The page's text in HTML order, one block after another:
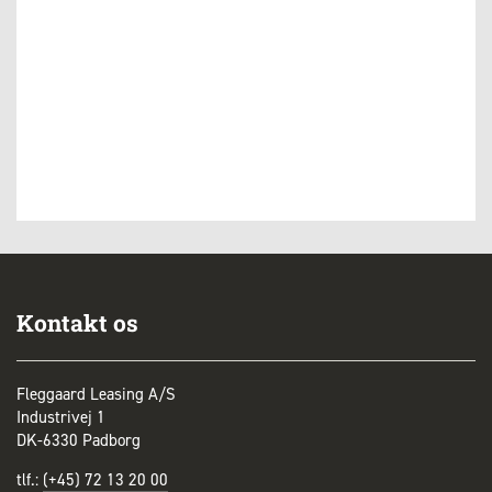
Kontakt os
Fleggaard Leasing A/S
Industrivej 1
DK-6330 Padborg
tlf.: (+45) 72 13 20 00